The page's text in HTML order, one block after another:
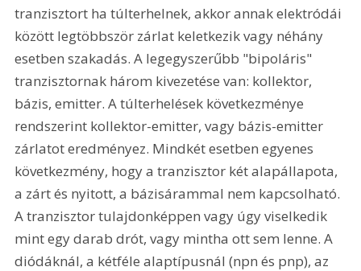
tranzisztort ha túlterhelnek, akkor annak elektródái
között legtöbbször zárlat keletkezik vagy néhány
esetben szakadás. A legegyszerűbb "bipoláris"
tranzisztornak három kivezetése van: kollektor,
bázis, emitter. A túlterhelések következménye
rendszerint kollektor-emitter, vagy bázis-emitter
zárlatot eredményez. Mindkét esetben egyenes
következmény, hogy a tranzisztor két alapállapota,
a zárt és nyitott, a bázisárammal nem kapcsolható.
A tranzisztor tulajdonképpen vagy úgy viselkedik
mint egy darab drót, vagy mintha ott sem lenne. A
diódáknál, a kétféle alaptípusnál (npn és pnp), az